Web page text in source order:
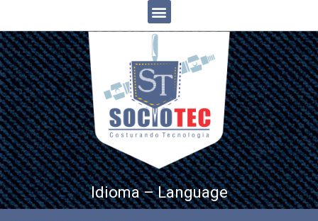
Idioma – Language